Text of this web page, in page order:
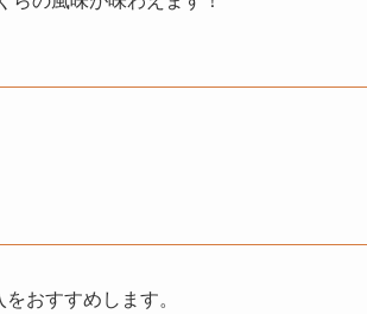
おすすめします。